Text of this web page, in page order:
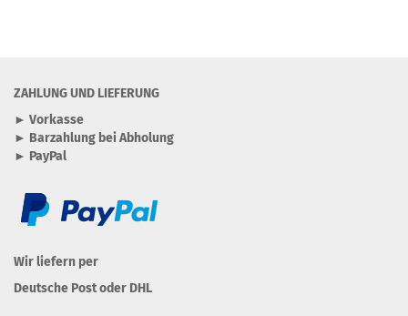
ZAHLUNG UND LIEFERUNG
► Vorkasse
► Barzahlung bei Abholung
► PayPal
Wir liefern per
Deutsche Post oder DHL